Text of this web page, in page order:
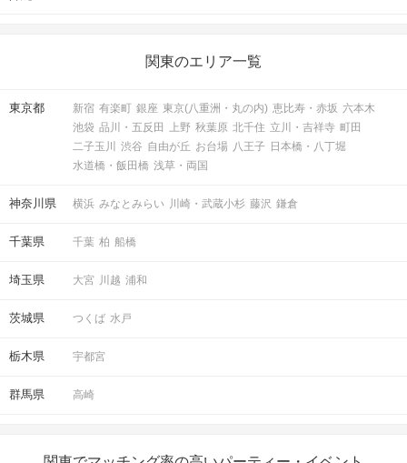
関東のエリア一覧
東京都 新宿 有楽町 銀座 東京(八重洲・丸の内) 恵比寿・赤坂 六本木
池袋 品川・五反田 上野 秋葉原 北千住 立川・吉祥寺 町田
二子玉川
渋谷 自由が丘 お台場 八王子 日本橋・八丁堀
水道橋・飯田橋 浅草・両国
神奈川県 横浜 みなとみらい 川崎・武蔵小杉 藤沢 鎌倉
千葉県 千葉 柏 船橋
埼玉県 大宮 川越 浦和
茨城県 つくば 水戸
栃木県 宇都宮
群馬県 高崎